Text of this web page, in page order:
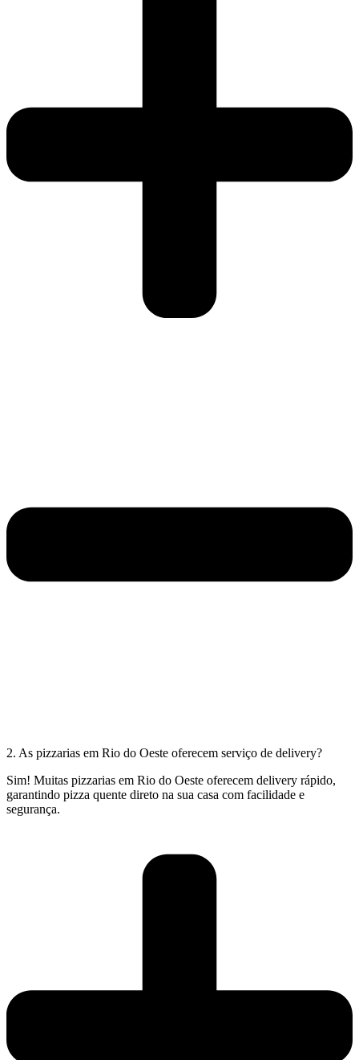
2. As pizzarias em Rio do Oeste oferecem serviço de delivery?
Sim! Muitas pizzarias em Rio do Oeste oferecem delivery rápido,
garantindo pizza quente direto na sua casa com facilidade e
segurança.